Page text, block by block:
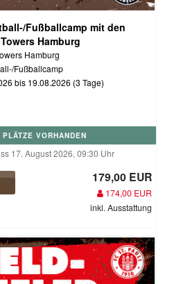
Fußballcamp mit den
Hamburg
Hamburg
Fußballcamp
bis 19.08.2026 (3 Tage)
VORHANDEN
17. August 2026, 09:30 Uhr
179,00 EUR
174,00 EUR
inkl. Ausstattung